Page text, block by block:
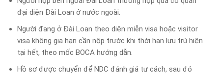
đại diện Đài Loan ở nước ngoài.
Người đang ở Đài Loan theo diện miễn visa hoặc visitor
visa không gia hạn cần nộp trước khi thời hạn lưu trú hiện
tại hết, theo mốc BOCA hướng dẫn.
Hồ sơ được chuyển để NDC đánh giá tư cách, sau đó